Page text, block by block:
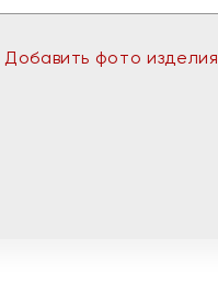
Добавить фото изделия